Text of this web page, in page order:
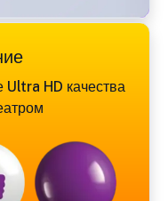
Ultra HD качества